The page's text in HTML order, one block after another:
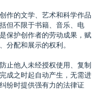
作的文学、艺术和科学作品
但不限于书籍、音乐、电
保护创作者的劳动成果，赋
分配和展示的权利。
止他人未经授权使用、复制
成之时起自动产生，无需进
纷时提供强有力的法律证